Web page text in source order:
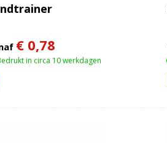
€ 0,78
in circa 10 werkdagen